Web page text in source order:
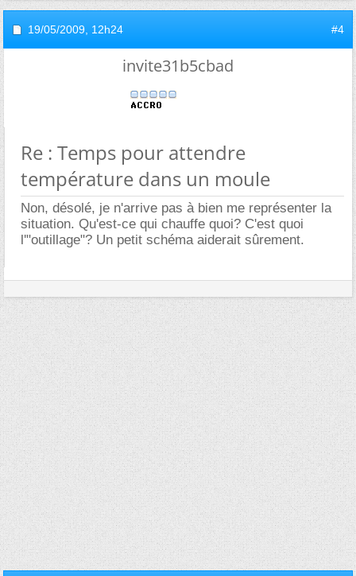
19/05/2009, 12h24 #4
invite31b5cbad
Re : Temps pour attendre
température dans un moule
Non, désolé, je n'arrive pas à bien me représenter la
situation. Qu'est-ce qui chauffe quoi? C'est quoi
l'"outillage"? Un petit schéma aiderait sûrement.